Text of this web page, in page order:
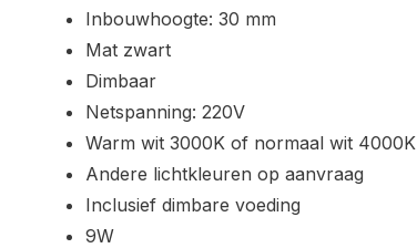
Inbouwhoogte: 30 mm
Mat zwart
Dimbaar
Netspanning: 220V
Warm wit 3000K of normaal wit 4000K
Andere lichtkleuren op aanvraag
Inclusief dimbare voeding
9W